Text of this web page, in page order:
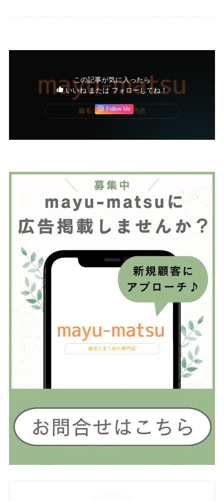
この記事が気に入ったら
いいね または フォローしてね！
Follow Me